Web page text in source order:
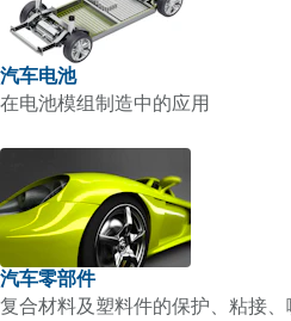
汽车电池
在电池模组制造中的应用
汽车零部件
复合材料及塑料件的保护、粘接